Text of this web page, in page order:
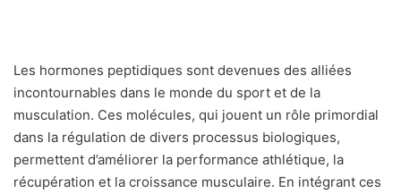
Les hormones peptidiques sont devenues des alliées
incontournables dans le monde du sport et de la
musculation. Ces molécules, qui jouent un rôle primordial
dans la régulation de divers processus biologiques,
permettent d’améliorer la performance athlétique, la
récupération et la croissance musculaire. En intégrant ces